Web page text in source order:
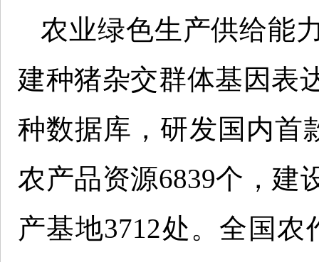
农业绿色生产供给能
建种猪杂交群体基因表
种数据库，研发国内首
农产品资源6839个，建
产基地3712处。全国